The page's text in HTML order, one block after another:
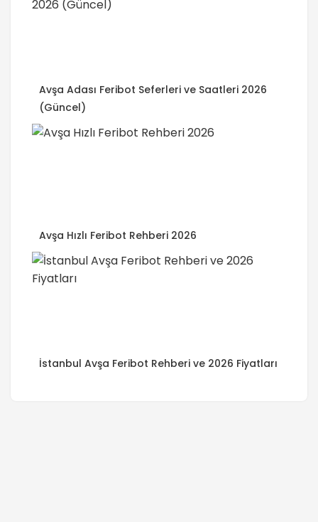
Avşa Adası Feribot Seferleri ve Saatleri 2026
(Güncel)
Avşa Hızlı Feribot Rehberi 2026
İstanbul Avşa Feribot Rehberi ve 2026 Fiyatları